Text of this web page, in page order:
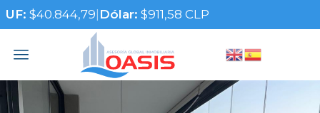
UF: $40.844,79 Dólar: $911,58 CLP